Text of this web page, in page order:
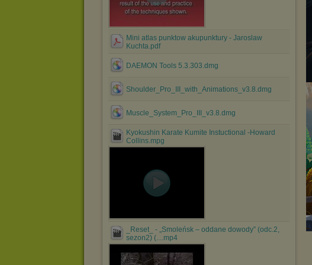
Mini atlas punktow akupunktury - Jaroslaw
Kuchta.pdf
DAEMON Tools 5.3.303.dmg
Shoulder_Pro_III_with_Animations_v3.8.dmg
Muscle_System_Pro_III_v3.8.dmg
Kyokushin Karate Kumite Instuctional -Howard
Collins.mpg
_Reset_ - „Smoleńsk – oddane dowody” (odc.2,
sezon2) (....mp4